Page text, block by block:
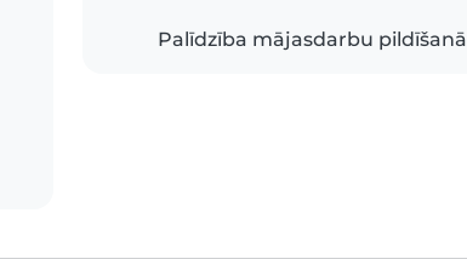
Palīdzība mājasdarbu pildīšanā